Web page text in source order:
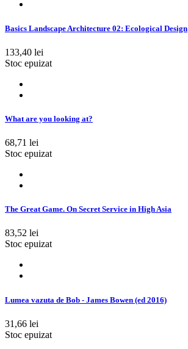
Basics Landscape Architecture 02: Ecological Design
133,40 lei
Stoc epuizat
What are you looking at?
68,71 lei
Stoc epuizat
The Great Game. On Secret Service in High Asia
83,52 lei
Stoc epuizat
Lumea vazuta de Bob - James Bowen (ed 2016)
31,66 lei
Stoc epuizat